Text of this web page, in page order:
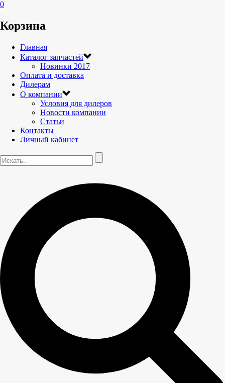
0
Корзина
Главная
Каталог запчастей
Новинки 2017
Оплата и доставка
Дилерам
О компании
Условия для дилеров
Новости компании
Статьи
Контакты
Личный кабинет